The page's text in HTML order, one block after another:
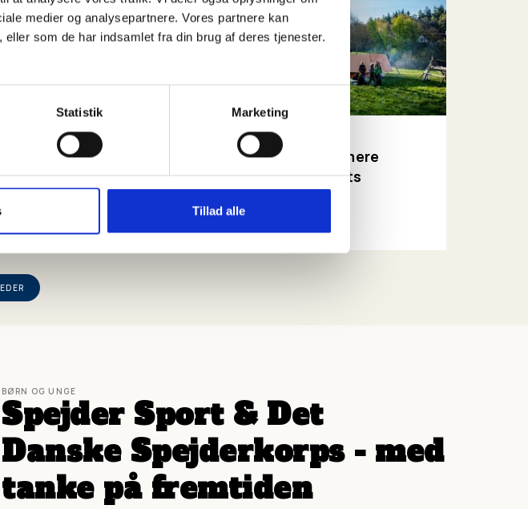
medier og analysepartnere. Vores partnere kan
som de har indsamlet fra din brug af deres tjenester.
Statistik Marketing
Tillad alle
med jord
ORGANISATION
Ny bevilling skal skabe mere
biodiversitet på korpsets
BØRN OG UNGE
Spejder Sport & Det
Danske Spejderkorps - med
tanke på fremtiden